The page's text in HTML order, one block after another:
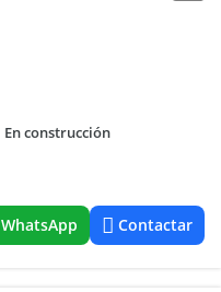
En construcción
WhatsApp Contactar